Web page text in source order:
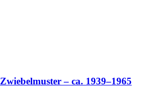
– ca. 1939–1965